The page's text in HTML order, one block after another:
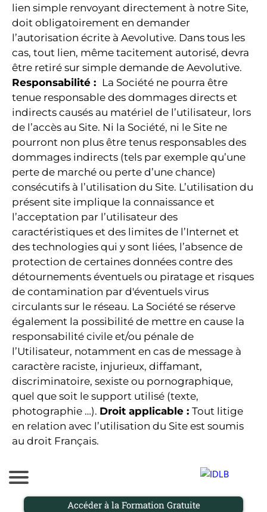
lien simple renvoyant directement à notre Site,
doit obligatoirement en demander
l’autorisation écrite à Aevolutive. Dans tous les
cas, tout lien, même tacitement autorisé, devra
être retiré sur simple demande de Aevolutive.
Responsabilité : La Société ne pourra être
tenue responsable des dommages directs et
indirects causés au matériel de l’utilisateur, lors
de l’accès au Site. Ni la Société, ni le Site ne
pourront non plus être tenus responsables des
dommages indirects (tels par exemple qu’une
perte de marché ou perte d’une chance)
consécutifs à l’utilisation du Site. L’utilisation du
présent site implique la connaissance et
l’acceptation par l’utilisateur des
caractéristiques et des limites de l’Internet et
des technologies qui y sont liées, l’absence de
protection de certaines données contre des
détournements éventuels ou piratage et risques
de contamination par d'éventuels virus
circulants sur le réseau. La Société se réserve
également la possibilité de mettre en cause la
responsabilité civile et/ou pénale de
l’Utilisateur, notamment en cas de message à
caractère raciste, injurieux, diffamant,
discriminatoire, sexiste ou pornographique,
quel que soit le support utilisé (texte,
photographie …). Droit applicable : Tout litige
en relation avec l’utilisation du Site est soumis
au droit Français.
Accéder à la Formation Gratuite